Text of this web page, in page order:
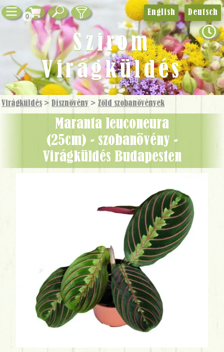
0
Virágküldés > Dísznövény >Zöld szobanövények
Maranta leuconeura
(25cm) - szobanövény -
Virágküldés Budapesten
English Deutsch
Szirom
Virágküldés